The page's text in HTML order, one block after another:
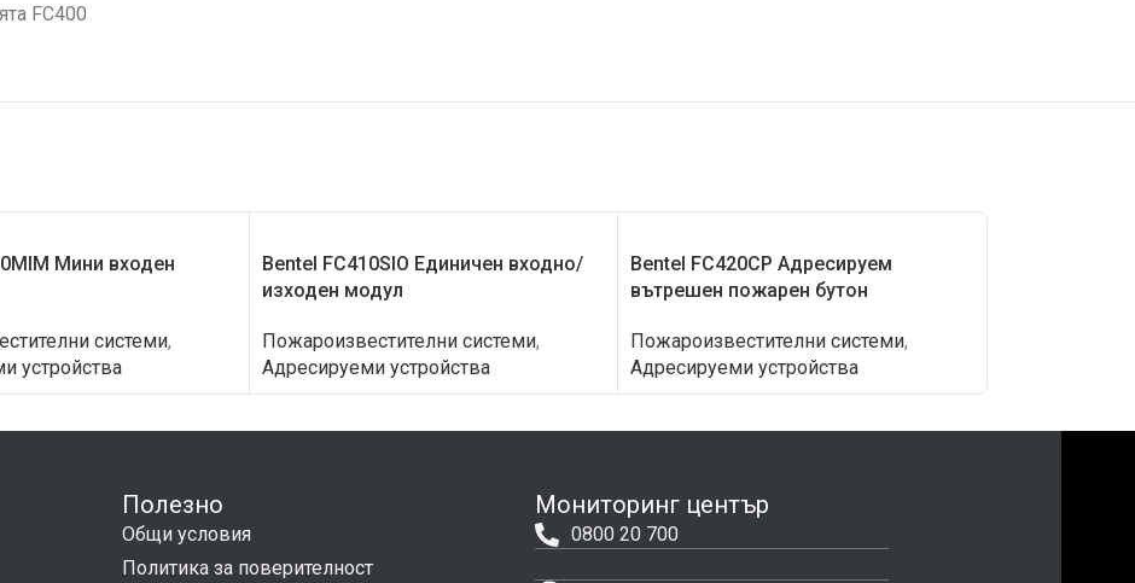
FC400
Мини входен
системи,
устройства
Bentel FC410SIO Единичен входно/
изходен модул
Пожароизвестителни системи,
Адресируеми устройства
Bentel FC420CP Адресируем
вътрешен пожарен бутон
Пожароизвестителни системи,
Адресируеми устройства
Полезно
Общи условия
Политика за поверителност
Мониторинг център
0800 20 700